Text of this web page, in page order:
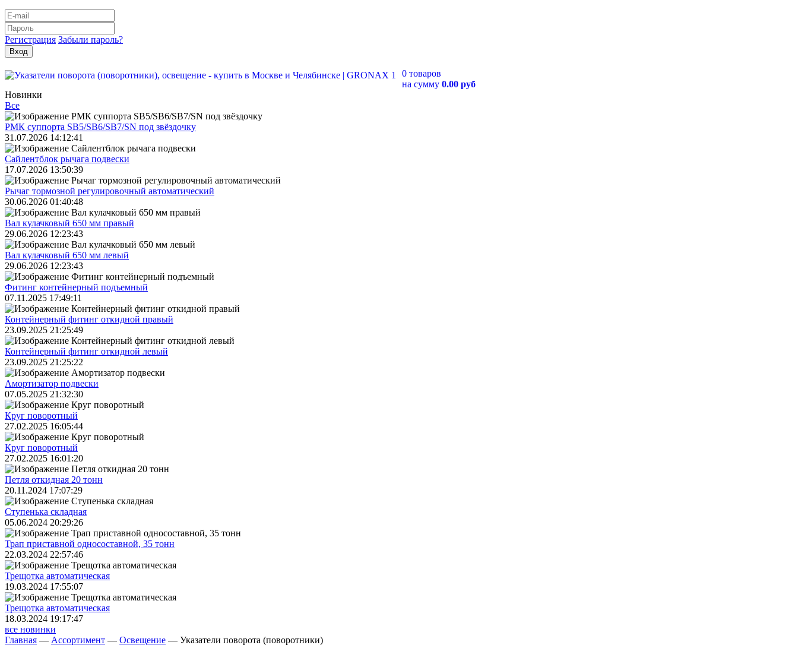
Регистрация Забыли пароль?
0 товаров
на сумму 0.00 руб
Новинки
Все
РМК суппорта SB5/SB6/SB7/SN под звёздочку
31.07.2026 14:12:41
Сайлентблок рычага подвески
17.07.2026 13:50:39
Рычаг тормозной регулировочный автоматический
30.06.2026 01:40:48
Вал кулачковый 650 мм правый
29.06.2026 12:23:43
Вал кулачковый 650 мм левый
29.06.2026 12:23:43
Фитинг контейнерный подъемный
07.11.2025 17:49:11
Контейнерный фитинг откидной правый
23.09.2025 21:25:49
Контейнерный фитинг откидной левый
23.09.2025 21:25:22
Амортизатор подвески
07.05.2025 21:32:30
Круг поворотный
27.02.2025 16:05:44
Круг поворотный
27.02.2025 16:01:20
Петля откидная 20 тонн
20.11.2024 17:07:29
Ступенька складная
05.06.2024 20:29:26
Трап приставной односоставной, 35 тонн
22.03.2024 22:57:46
Трещoтка автоматическая
19.03.2024 17:55:07
Трещoтка автоматическая
18.03.2024 19:17:47
все новинки
Главная — Ассортимент — Освещение — Указатели поворота (поворотники)